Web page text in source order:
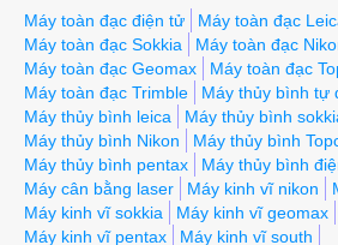
Máy toàn đạc điện tử
Máy toàn đạc
Máy toàn đạc Sokkia
Máy toàn đạc
Máy toàn đạc Geomax
Máy toàn đạc
Máy toàn đạc Trimble
Máy thủy bình tự
Máy thủy bình leica
Máy thủy bình
Máy thủy bình Nikon
Máy thủy bình
Máy thủy bình pentax
Máy thủy bình
Máy cân bằng laser
Máy kinh vĩ nikon
Máy kinh vĩ sokkia
Máy kinh vĩ geomax
Máy kinh vĩ pentax
Máy kinh vĩ south